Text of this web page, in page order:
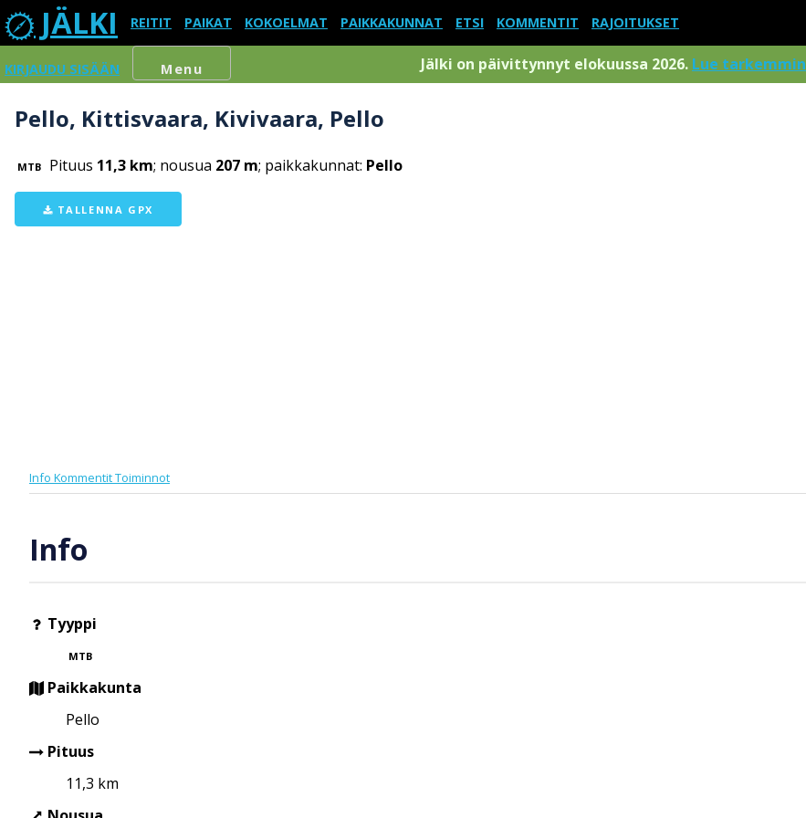
JÄLKI REITIT PAIKAT KOKOELMAT PAIKKAKUNNAT ETSI KOMMENTIT RAJOITUKSET
KIRJAUDU SISÄÄN Menu Jälki on päivittynnyt elokuussa 2026. Lue tarkemmin
Pello, Kittisvaara, Kivivaara, Pello
MTB Pituus 11,3 km; nousua 207 m; paikkakunnat: Pello
TALLENNA GPX
Info KommentitToiminnot
Info
Tyyppi
MTB
Paikkakunta
Pello
Pituus
11,3 km